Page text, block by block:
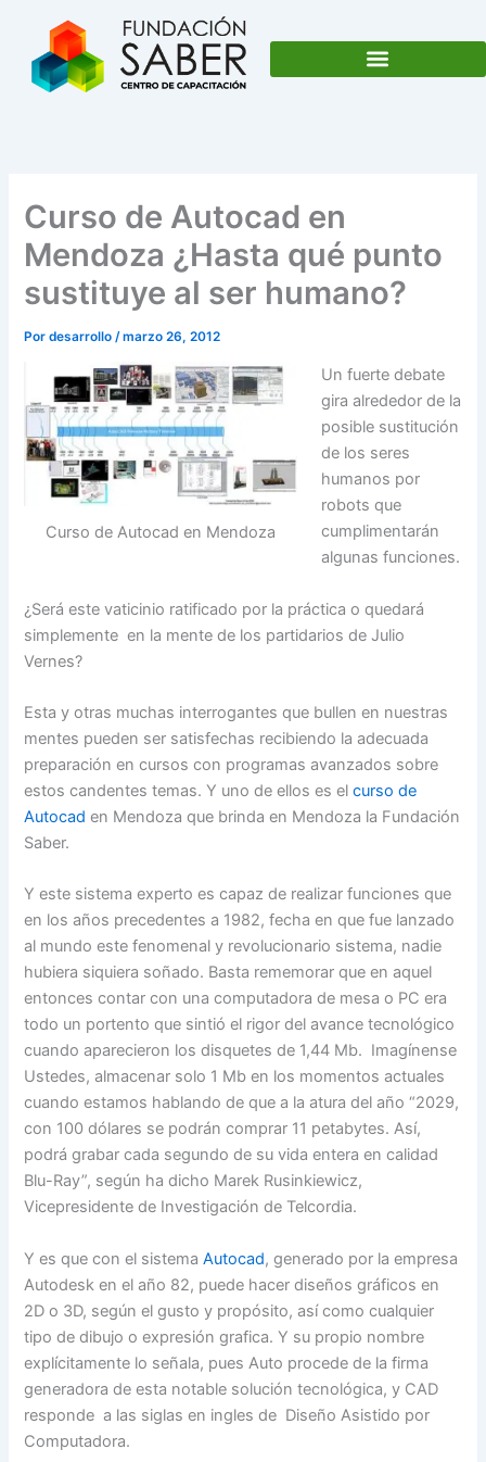
contenido
Curso de Autocad en
Mendoza ¿Hasta qué punto
sustituye al ser humano?
Pordesarrollo/marzo 26, 2012
Curso de Autocad en Mendoza
Un fuerte debate
gira alrededor de la
posible sustitución
de los seres
humanos por
robots que
cumplimentarán
algunas funciones.
¿Será este vaticinio ratificado por la práctica o quedará
simplemente en la mente de los partidarios de Julio
Vernes?
Esta y otras muchas interrogantes que bullen en nuestras
mentes pueden ser satisfechas recibiendo la adecuada
preparación en cursos con programas avanzados sobre
estos candentes temas. Y uno de ellos es elcurso de
Autocad en Mendoza que brinda en Mendoza la Fundación
Saber.
Y este sistema experto es capaz de realizar funciones que
en los años precedentes a 1982, fecha en que fue lanzado
al mundo este fenomenal y revolucionario sistema, nadie
hubiera siquiera soñado. Basta rememorar que en aquel
entonces contar con una computadora de mesa o PC era
todo un portento que sintió el rigor del avance tecnológico
cuando aparecieron los disquetes de 1,44 Mb. Imagínense
Ustedes, almacenar solo 1 Mb en los momentos actuales
cuando estamos hablando de que a la atura del año “2029,
con 100 dólares se podrán comprar 11 petabytes. Así,
podrá grabar cada segundo de su vida entera en calidad
Blu-Ray”, según ha dicho Marek Rusinkiewicz,
Vicepresidente de Investigación de Telcordia.
Y es que con el sistemaAutocad, generado por la empresa
Autodesk en el año 82, puede hacer diseños gráficos en
2D o 3D, según el gusto y propósito, así como cualquier
tipo de dibujo o expresión grafica. Y su propio nombre
explícitamente lo señala, pues Auto procede de la firma
generadora de esta notable solución tecnológica, y CAD
responde a las siglas en ingles de Diseño Asistido por
Computadora.